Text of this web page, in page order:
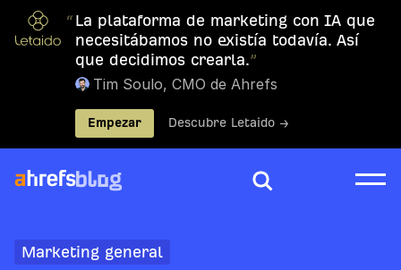
“ La plataforma de marketing con IA que
necesitábamos no existía todavía. Así
que decidimos crearla.”
Tim Soulo, CMO de Ahrefs
Empezar Descubre Letaido →
Marketing general